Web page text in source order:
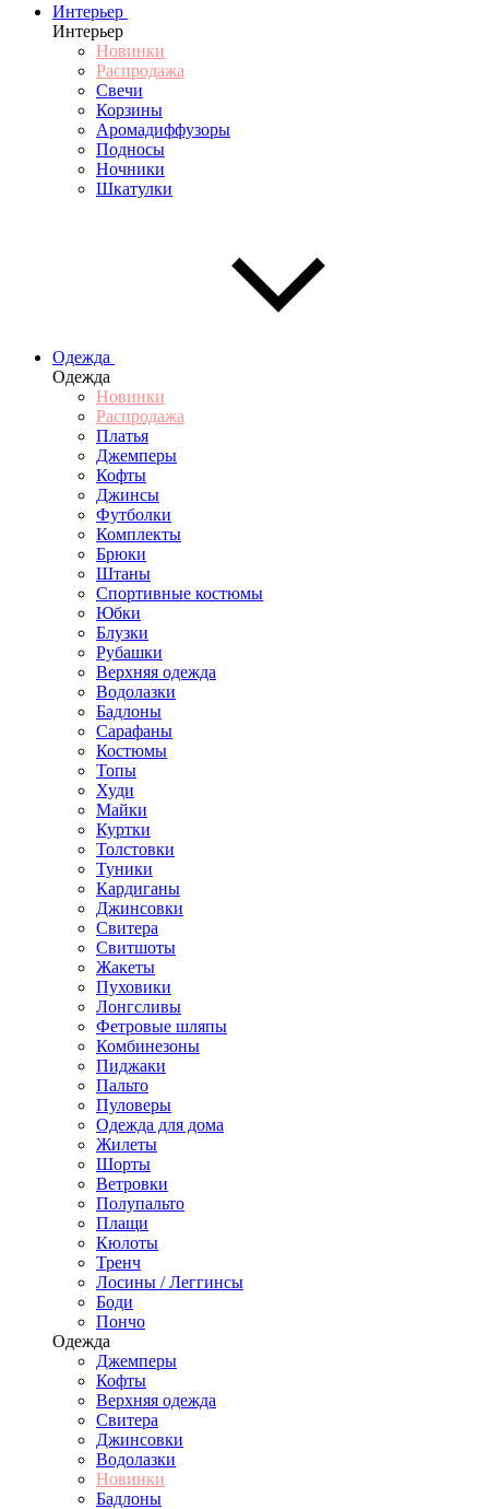
Интерьер
Интерьер
Новинки
Распродажа
Свечи
Корзины
Аромадиффузоры
Подносы
Ночники
Шкатулки
Одежда
Одежда
Новинки
Распродажа
Платья
Джемперы
Кофты
Джинсы
Футболки
Комплекты
Брюки
Штаны
Спортивные костюмы
Юбки
Блузки
Рубашки
Верхняя одежда
Водолазки
Бадлоны
Сарафаны
Костюмы
Топы
Худи
Майки
Куртки
Толстовки
Туники
Кардиганы
Джинсовки
Свитера
Свитшоты
Жакеты
Пуховики
Лонгсливы
Фетровые шляпы
Комбинезоны
Пиджаки
Пальто
Пуловеры
Одежда для дома
Жилеты
Шорты
Ветровки
Полупальто
Плащи
Кюлоты
Тренч
Лосины / Леггинсы
Боди
Пончо
Одежда
Джемперы
Кофты
Верхняя одежда
Свитера
Джинсовки
Водолазки
Новинки
Бадлоны